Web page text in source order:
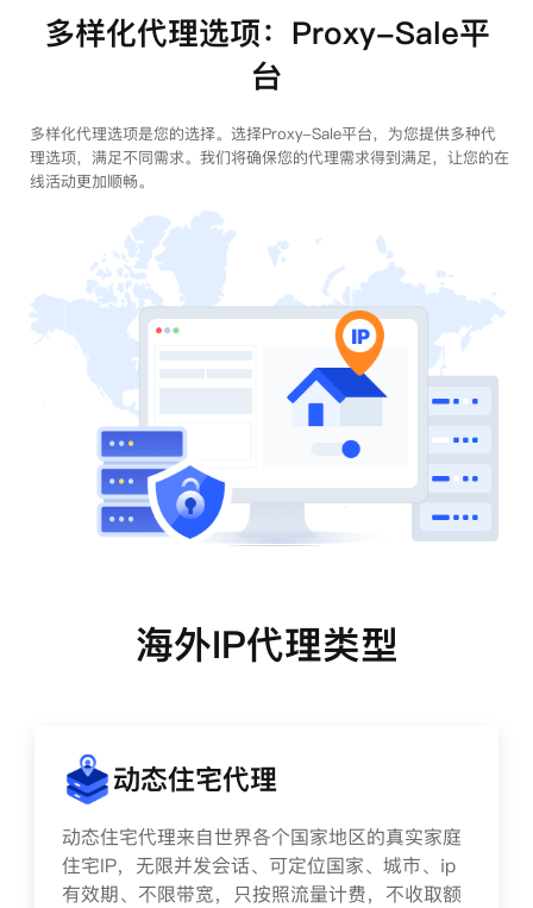
多样化代理选项：Proxy-Sale平
台
多样化代理选项是您的选择。选择Proxy-Sale平台，为您提供多种代
理选项，满足不同需求。我们将确保您的代理需求得到满足，让您的在
线活动更加顺畅。
海外IP代理类型
动态住宅代理
动态住宅代理来自世界各个国家地区的真实家庭
住宅IP，无限并发会话、可定位国家、城市、ip
有效期、不限带宽，只按照流量计费，不收取额